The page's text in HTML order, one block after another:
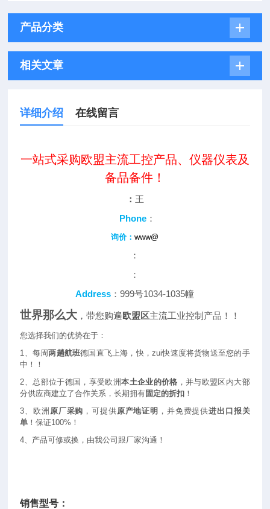
产品分类
相关文章
详细介绍 在线留言
一站式采购欧盟主流工控产品、仪器仪表及
备品备件！
： 王
Phone：
询价：www@
：
：
Address ：999号1034-1035幢
世界那么大 ，带您购遍欧盟区主流工业控制产品！！
您选择我们的优势在于：
1、每周两趟航班德国直飞上海，快，zui快速度将货物送至您的手
中！！
2、总部位于德国，享受欧洲本土企业的价格 ，并与欧盟区内大部
分供应商建立了合作关系，长期拥有固定的折扣 ！
3、欧洲 原厂采购 ，可提供原产地证明 ，并免费提供进出口报关
单 ！保证100%！
4、产品可修或换，由我公司跟厂家沟通！
销售型号：